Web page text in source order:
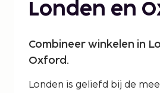
Londen en
Combineer winkelen in
Oxford.
Londen is geliefd bij de